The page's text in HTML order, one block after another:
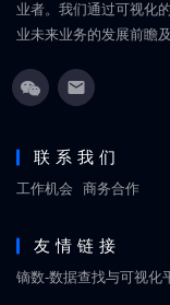
业者。我们通过可视化
业未来业务的发展前瞻
联系我们
工作机会 商务合作
友情链接
镝数-数据查找与可视化